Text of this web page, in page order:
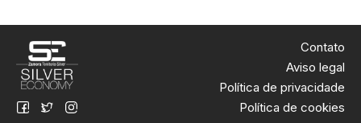
Contato
Aviso legal
Política de privacidade
Política de cookies